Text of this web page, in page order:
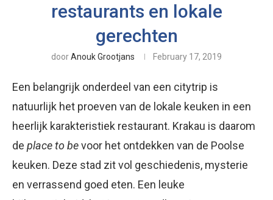
restaurants en lokale
gerechten
doorAnouk Grootjans February 17, 2019
Een belangrijk onderdeel van een citytrip is
natuurlijk het proeven van de lokale keuken in een
heerlijk karakteristiek restaurant. Krakau is daarom
de place to bevoor het ontdekken van de Poolse
keuken. Deze stad zit vol geschiedenis, mysterie
en verrassend goed eten. Een leuke